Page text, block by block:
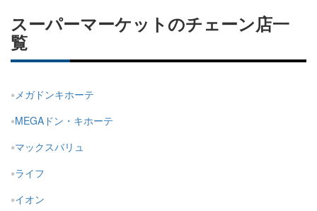
スーパーマーケットのチェーン店一
覧
メガドンキホーテ
MEGAドン・キホーテ
マックスバリュ
ライフ
イオン